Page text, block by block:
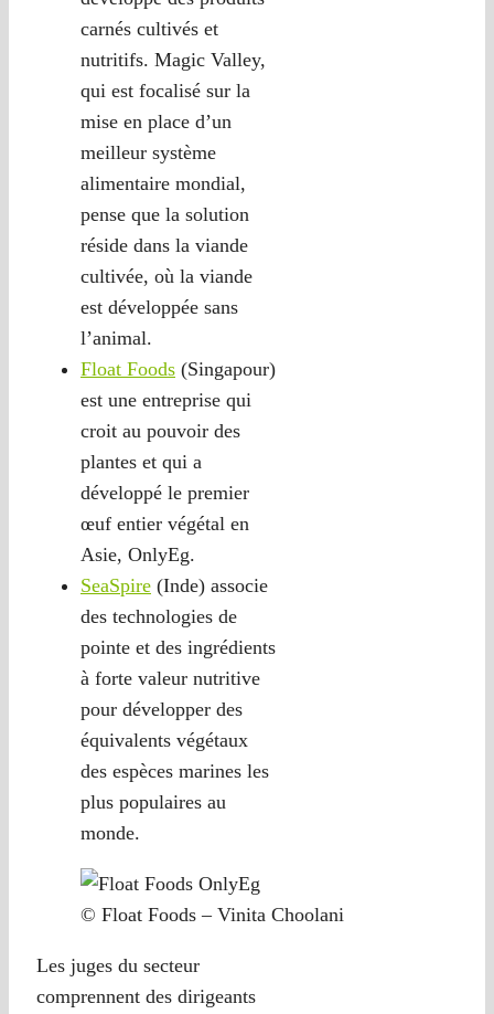
carnés cultivés et
nutritifs. Magic Valley,
qui est focalisé sur la
mise en place d’un
meilleur système
alimentaire mondial,
pense que la solution
réside dans la viande
cultivée, où la viande
est développée sans
l’animal.
Float Foods (Singapour)
est une entreprise qui
croit au pouvoir des
plantes et qui a
développé le premier
œuf entier végétal en
Asie, OnlyEg.
SeaSpire (Inde) associe
des technologies de
pointe et des ingrédients
à forte valeur nutritive
pour développer des
équivalents végétaux
des espèces marines les
plus populaires au
monde.
© Float Foods – Vinita Choolani
Les juges du secteur
comprennent des dirigeants